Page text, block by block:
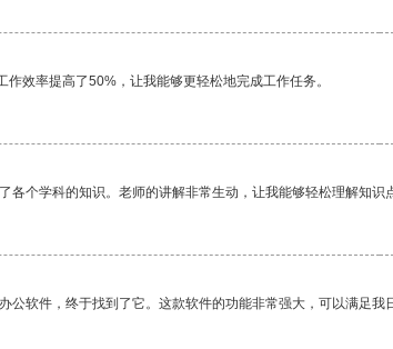
效率提高了50%，让我能够更轻松地完成工作任务。
各个学科的知识。老师的讲解非常生动，让我能够轻松理解知识
公软件，终于找到了它。这款软件的功能非常强大，可以满足我